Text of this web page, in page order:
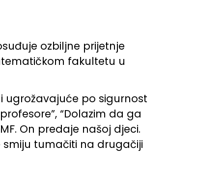
ozbiljne prijetnje
fakultetu u
ugrožavajuće po sigurnost
“Dolazim da ga
On predaje našoj djeci.
smiju tumačiti na drugačiji